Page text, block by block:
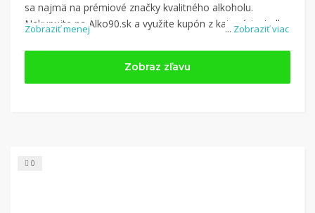
... Zobraziť viac
sa najmä na prémiové značky kvalitného alkoholu.
Nakupujte na Alko90.sk a využite kupón z kategórie: Jedlo
Zobraziť menej
Zobraz zľavu
0